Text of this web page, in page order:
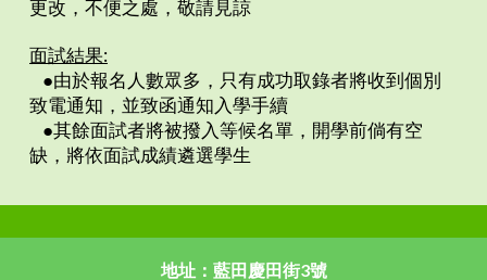
更改，不便之處，敬請見諒
面試結果:
●由於報名人數眾多，只有成功取錄者將收到個別
致電通知，並致函通知入學手續
●其餘面試者將被撥入等候名單，開學前倘有空
缺，將依面試成績遴選學生
地址：藍田慶田街3號